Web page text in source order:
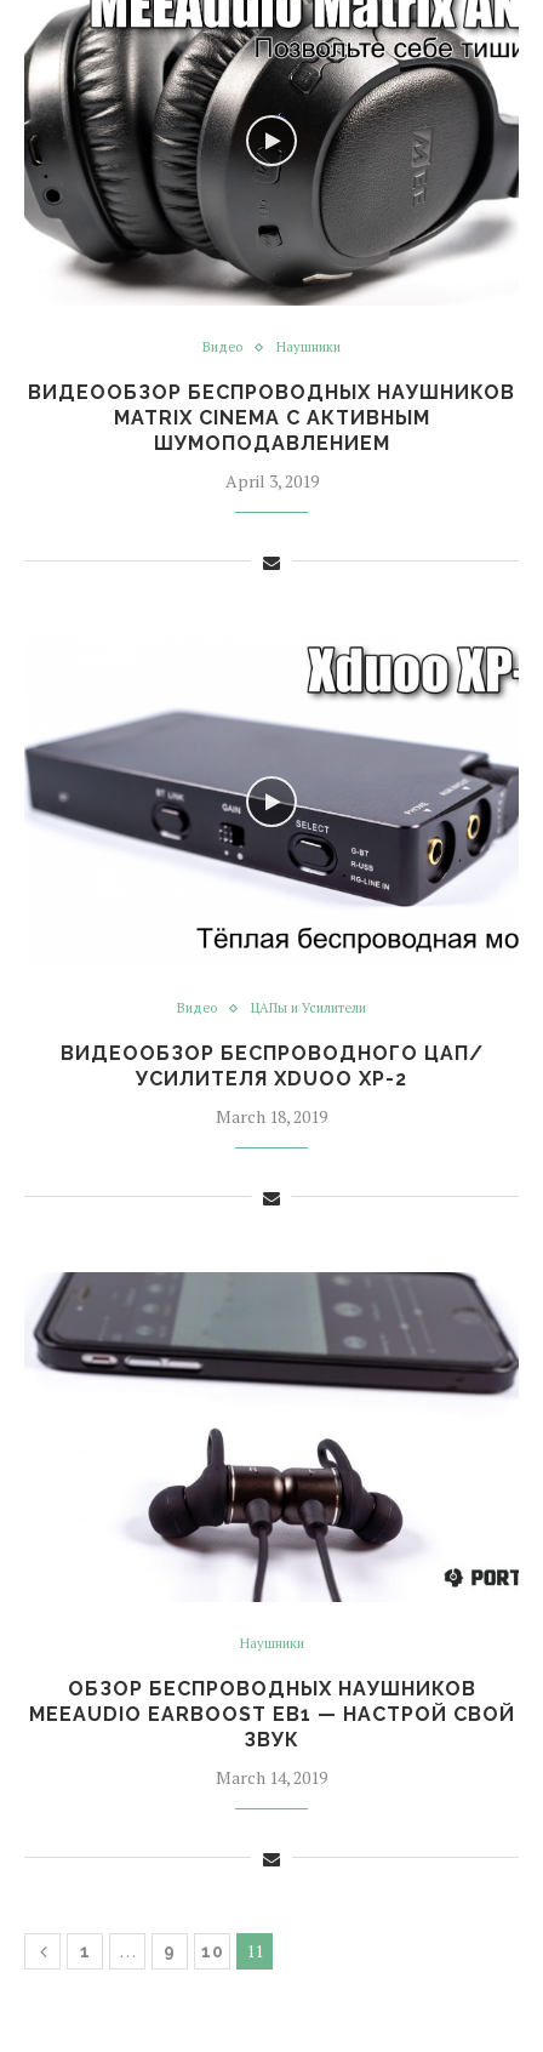
Видео Наушники
ВИДЕООБЗОР БЕСПРОВОДНЫХ НАУШНИКОВ
MATRIX CINEMA С АКТИВНЫМ
ШУМОПОДАВЛЕНИЕМ
April 3, 2019
Видео ЦАПы и Усилители
ВИДЕООБЗОР БЕСПРОВОДНОГО ЦАП/
УСИЛИТЕЛЯ XDUOO XP-2
March 18, 2019
Наушники
ОБЗОР БЕСПРОВОДНЫХ НАУШНИКОВ
MEEAUDIO EARBOOST EB1 — НАСТРОЙ СВОЙ
ЗВУК
March 14, 2019
1 … 9 10 11